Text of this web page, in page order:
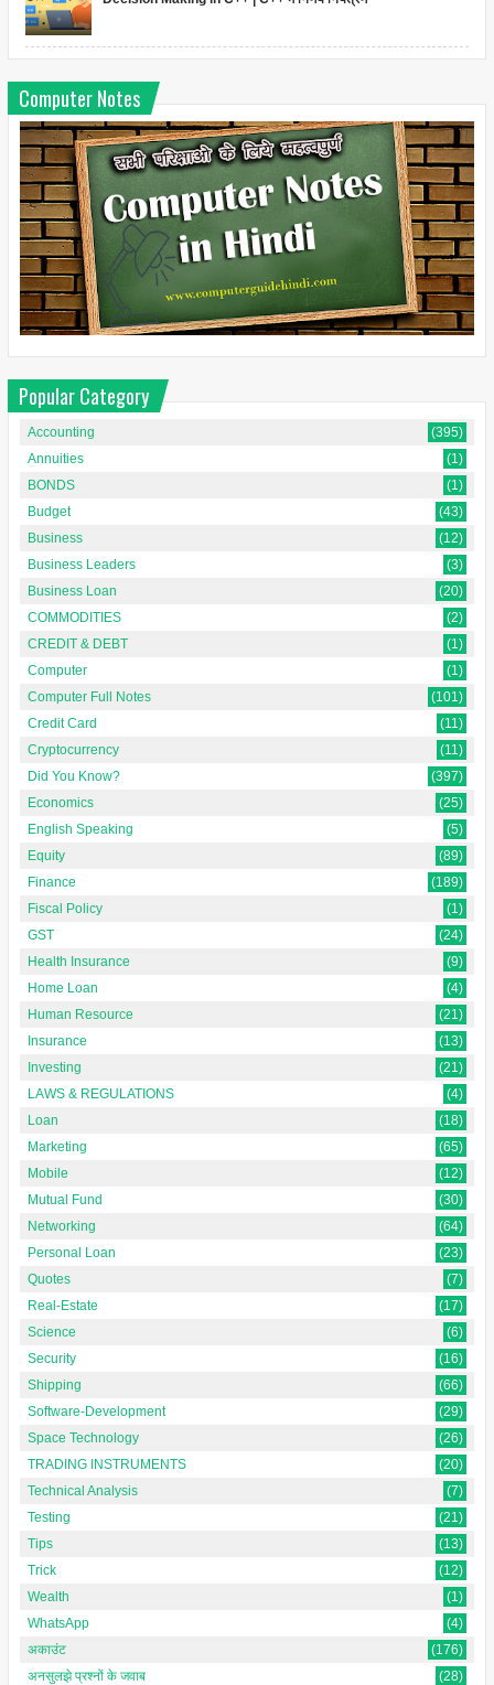
Computer Notes
Popular Category
Accounting
(395)
Annuities
(1)
BONDS
(1)
Budget
(43)
Business
(12)
Business Leaders
(3)
Business Loan
(20)
COMMODITIES
(2)
CREDIT & DEBT
(1)
Computer
(1)
Computer Full Notes
(101)
Credit Card
(11)
Cryptocurrency
(11)
Did You Know?
(397)
Economics
(25)
English Speaking
(5)
Equity
(89)
Finance
(189)
Fiscal Policy
(1)
GST
(24)
Health Insurance
(9)
Home Loan
(4)
Human Resource
(21)
Insurance
(13)
Investing
(21)
LAWS & REGULATIONS
(4)
Loan
(18)
Marketing
(65)
Mobile
(12)
Mutual Fund
(30)
Networking
(64)
Personal Loan
(23)
Quotes
(7)
Real-Estate
(17)
Science
(6)
Security
(16)
Shipping
(66)
Software-Development
(29)
Space Technology
(26)
TRADING INSTRUMENTS
(20)
Technical Analysis
(7)
Testing
(21)
Tips
(13)
Trick
(12)
Wealth
(1)
WhatsApp
(4)
अकाउंट
(176)
अनसुलझे प्रश्नों के जवाब
(28)